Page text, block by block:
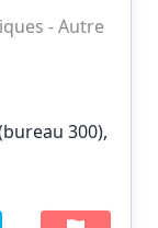
- Autre
300),